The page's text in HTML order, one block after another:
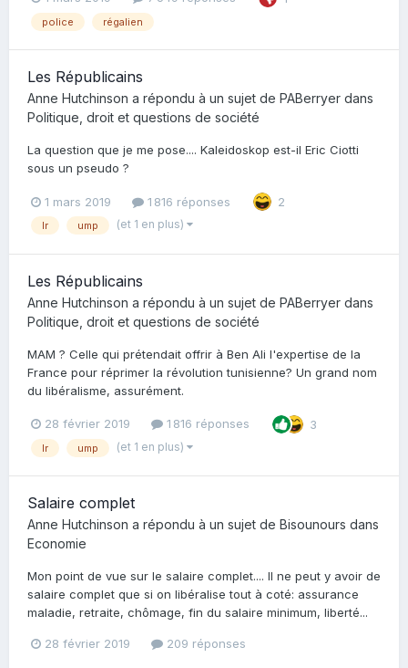
police régalien
Les Républicains
Anne Hutchinson a répondu à un sujet de PABerryer dans
Politique, droit et questions de société
La question que je me pose.... Kaleidoskop est-il Eric Ciotti
sous un pseudo ?
1 mars 2019 1 816 réponses 2
lr ump (et 1 en plus)
Les Républicains
Anne Hutchinson a répondu à un sujet de PABerryer dans
Politique, droit et questions de société
MAM ? Celle qui prétendait offrir à Ben Ali l'expertise de la
France pour réprimer la révolution tunisienne? Un grand nom
du libéralisme, assurément.
28 février 2019 1 816 réponses 3
lr ump (et 1 en plus)
Salaire complet
Anne Hutchinson a répondu à un sujet de Bisounours dans
Economie
Mon point de vue sur le salaire complet.... Il ne peut y avoir de
salaire complet que si on libéralise tout à coté: assurance
maladie, retraite, chômage, fin du salaire minimum, liberté...
28 février 2019 209 réponses